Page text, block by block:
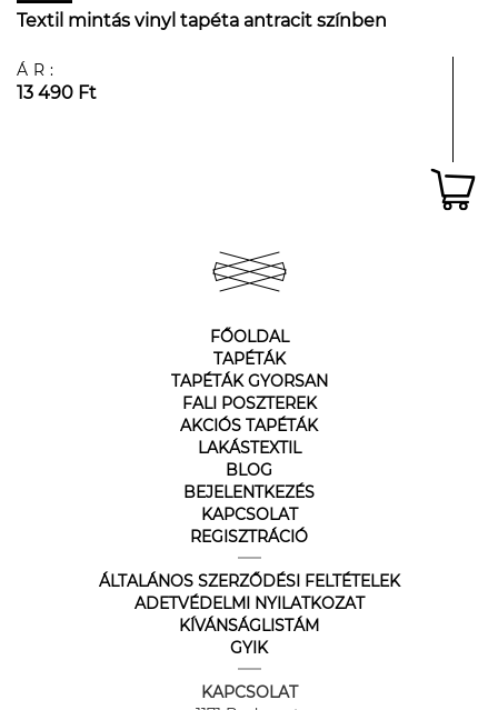
Textil mintás vinyl tapéta antracit színben
ÁR:
13 490 Ft
FŐOLDAL
TAPÉTÁK
TAPÉTÁK GYORSAN
FALI POSZTEREK
AKCIÓS TAPÉTÁK
LAKÁSTEXTIL
BLOG
BEJELENTKEZÉS
KAPCSOLAT
REGISZTRÁCIÓ
ÁLTALÁNOS SZERZŐDÉSI FELTÉTELEK
ADETVÉDELMI NYILATKOZAT
KÍVÁNSÁGLISTÁM
GYIK
KAPCSOLAT